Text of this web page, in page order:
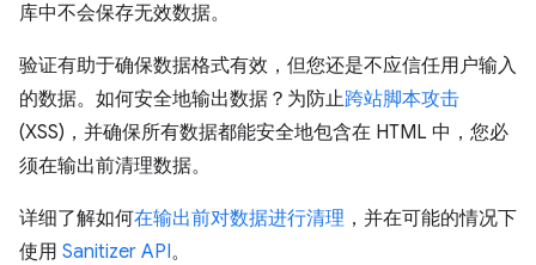
库中不会保存无效数据。
验证有助于确保数据格式有效，但您还是不应信任用户输入
的数据。如何安全地输出数据？为防止跨站脚本攻击
(XSS)，并确保所有数据都能安全地包含在 HTML 中，您必
须在输出前清理数据。
详细了解如何在输出前对数据进行清理 ，并在可能的情况下
使用 Sanitizer API。